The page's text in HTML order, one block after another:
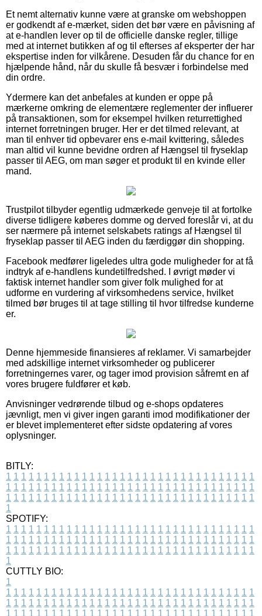
Et nemt alternativ kunne være at granske om webshoppen
er godkendt af e-mærket, siden det bør være en påvisning af
at e-handlen lever op til de officielle danske regler, tillige
med at internet butikken af og til efterses af eksperter der har
ekspertise inden for vilkårene. Desuden får du chance for en
hjælpende hånd, når du skulle få besvær i forbindelse med
din ordre.
Ydermere kan det anbefales at kunden er oppe på
mærkerne omkring de elementære reglementer der influerer
på transaktionen, som for eksempel hvilken returrettighed
internet forretningen bruger. Her er det tilmed relevant, at
man til enhver tid opbevarer ens e-mail kvittering, således
man altid vil kunne bevidne ordren af Hængsel til fryseklap
passer til AEG, om man søger et produkt til en kvinde eller
mand.
Trustpilot tilbyder egentlig udmærkede genveje til at fortolke
diverse tidligere køberes domme og derved foreslår vi, at du
ser nærmere på internet selskabets ratings af Hængsel til
fryseklap passer til AEG inden du færdiggør din shopping.
Facebook medfører ligeledes ultra gode muligheder for at få
indtryk af e-handlens kundetilfredshed. I øvrigt møder vi
faktisk internet handler som giver folk mulighed for at
udforme en vurdering af virksomhedens service, hvilket
tilmed bør bruges til at tage stilling til hvor tilfredse kunderne
er.
Denne hjemmeside finansieres af reklamer. Vi samarbejder
med adskillige internet virksomheder og publicerer
forretningernes varer, og tager imod provision såfremt en af
vores brugere fuldfører et køb.
Anvisninger vedrørende tilbud og e-shops opdateres
jævnligt, men vi giver ingen garanti imod modifikationer der
er blevet implementeret efter sidste opdatering af vores
oplysninger.
BITLY:
1 1 1 1 1 1 1 1 1 1 1 1 1 1 1 1 1 1 1 1 1 1 1 1 1 1 1 1 1 1 1 1 1
1 1 1 1 1 1 1 1 1 1 1 1 1 1 1 1 1 1 1 1 1 1 1 1 1 1 1 1 1 1 1 1 1
1 1 1 1 1 1 1 1 1 1 1 1 1 1 1 1 1 1 1 1 1 1 1 1 1 1 1 1 1 1 1 1 1
1
SPOTIFY:
1 1 1 1 1 1 1 1 1 1 1 1 1 1 1 1 1 1 1 1 1 1 1 1 1 1 1 1 1 1 1 1 1
1 1 1 1 1 1 1 1 1 1 1 1 1 1 1 1 1 1 1 1 1 1 1 1 1 1 1 1 1 1 1 1 1
1 1 1 1 1 1 1 1 1 1 1 1 1 1 1 1 1 1 1 1 1 1 1 1 1 1 1 1 1 1 1 1 1
1
CUTTLY BIO:
1
1 1 1 1 1 1 1 1 1 1 1 1 1 1 1 1 1 1 1 1 1 1 1 1 1 1 1 1 1 1 1 1 1
1 1 1 1 1 1 1 1 1 1 1 1 1 1 1 1 1 1 1 1 1 1 1 1 1 1 1 1 1 1 1 1 1
1 1 1 1 1 1 1 1 1 1 1 1 1 1 1 1 1 1 1 1 1 1 1 1 1 1 1 1 1 1 1 1 1